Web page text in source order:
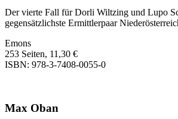
Der vierte Fall für Dorli Wiltzing und Lupo
gegensätzlichste Ermittlerpaar
Emons
253 Seiten, 11,30 €
ISBN: 978-3-7408-0055-0
Max Oban